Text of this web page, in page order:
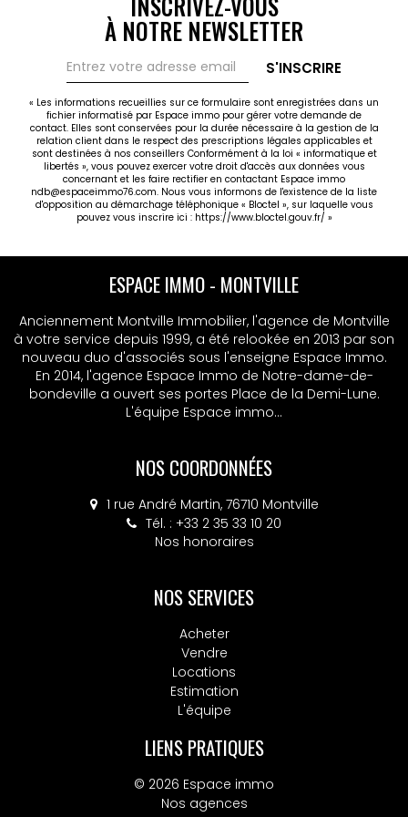
immédiate grâce à un locataire en place, idéal pour
un investisseur recherchant un actif stable. Pour
agence ESPACE IMMO - José WEYRIG au
02.35.76.93.23 ! Les informations sur les risques
auxquels ce bien est exposé sont disponibles sur le
site Géorisques : www.georisques.gouv.fr.
À NOTRE NEWSLETTER
S'INSCRIRE
« Les informations recueillies sur ce formulaire sont enregistrées dans un
fichier informatisé par Espace immo pour gérer votre demande de
contact. Elles sont conservées pour la durée nécessaire à la gestion de la
relation client dans le respect des prescriptions légales applicables et
sont destinées à nos conseillers Conformément à la loi « informatique et
libertés », vous pouvez exercer votre droit d'accès aux données vous
concernant et les faire rectifier en contactant Espace immo
ndb@espaceimmo76.com. Nous vous informons de l'existence de la liste
d'opposition au démarchage téléphonique « Bloctel », sur laquelle vous
pouvez vous inscrire ici : https://www.bloctel.gouv.fr/ »
ESPACE IMMO - MONTVILLE
Anciennement Montville Immobilier, l'agence de Montville
à votre service depuis 1999, a été relookée en 2013 par son
nouveau duo d'associés sous l'enseigne Espace Immo.
En 2014, l'agence Espace Immo de Notre-dame-de-
bondeville a ouvert ses portes Place de la Demi-Lune.
L'équipe Espace immo...
NOS COORDONNÉES
1 rue André Martin, 76710 Montville
Tél. : +33 2 35 33 10 20
Nos honoraires
NOS SERVICES
Acheter
Vendre
Locations
Estimation
L'équipe
LIENS PRATIQUES
© 2026 Espace immo
Nos agences